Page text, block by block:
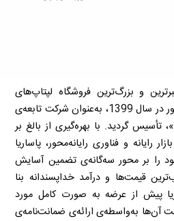
و بزرگ‌ترین فروشگاه لپتاپ‌های
استوک (غیرآکبند وارداتی) کشور در سال 1399، به‌عنوان شرکت تابعه‌ی
تأسیس گردید. با بهره‌گیری از بالغ بر
رایانه و فناوری رایانه‌محور، پاساریا
را بر محور سه‌گانه‌ی تضمین آسایش
قیمت‌ها و درآمد خداپسندانه بنا
پیش از عرضه به صورت کامل مورد
آن‌ها به‌واسطه‌ی ارائه‌ی ضمانت‌نامه‌ی